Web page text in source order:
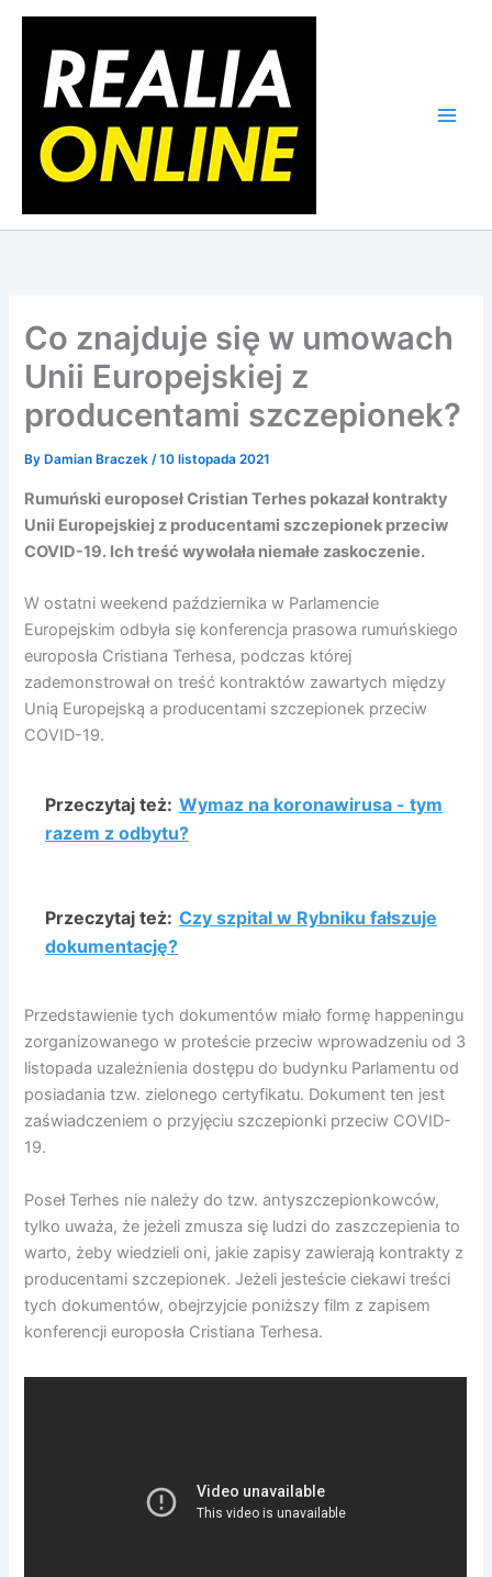
Skip
content
Co znajduje się w umowach
Unii Europejskiej z
producentami szczepionek?
By Damian Braczek/10 listopada 2021
Rumuński europoseł Cristian Terhes pokazał kontrakty
Unii Europejskiej z producentami szczepionek przeciw
COVID-19. Ich treść wywołała niemałe zaskoczenie.
W ostatni weekend października w Parlamencie
Europejskim odbyła się konferencja prasowa rumuńskiego
europosła Cristiana Terhesa, podczas której
zademonstrował on treść kontraktów zawartych między
Unią Europejską a producentami szczepionek przeciw
COVID-19.
Przeczytaj też: Wymaz na koronawirusa - tym
razem z odbytu?
Przeczytaj też: Czy szpital w Rybniku fałszuje
dokumentację?
Przedstawienie tych dokumentów miało formę happeningu
zorganizowanego w proteście przeciw wprowadzeniu od 3
listopada uzależnienia dostępu do budynku Parlamentu od
posiadania tzw. zielonego certyfikatu. Dokument ten jest
zaświadczeniem o przyjęciu szczepionki przeciw COVID-
19.
Poseł Terhes nie należy do tzw. antyszczepionkowców,
tylko uważa, że jeżeli zmusza się ludzi do zaszczepienia to
warto, żeby wiedzieli oni, jakie zapisy zawierają kontrakty z
producentami szczepionek. Jeżeli jesteście ciekawi treści
tych dokumentów, obejrzyjcie poniższy film z zapisem
konferencji europosła Cristiana Terhesa.